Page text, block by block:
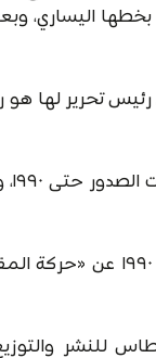
العام لعمال الكويت، صدرت في
صدرت خلال فترة الاحتلال
في مايو ٢٠٢١ عن شركة